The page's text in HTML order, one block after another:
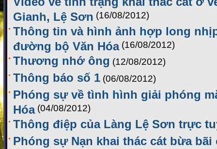
Gianh, Lệ Sơn (16/08/2012)
Thông tin và hình ảnh hợp long
đường bộ Văn Hóa (16/08/2012)
Thương nhớ ông (12/08/2012)
Thông báo số 1 (06/08/2012)
Phóng sự về tình hình giải phóng
Hóa (04/08/2012)
Thông điệp của Làng Lệ Sơn trực
Phóng sự Nạn khai thác cát bừa bãi